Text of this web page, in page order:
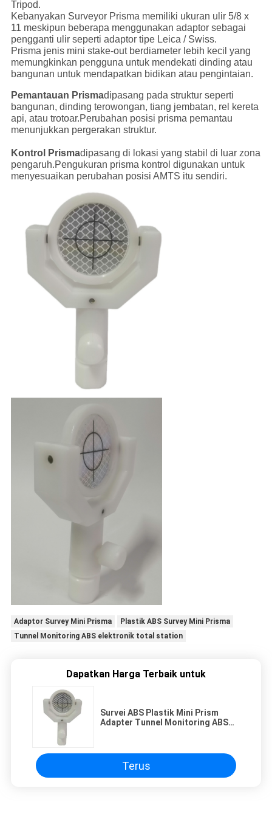
Tripod.
Kebanyakan Surveyor Prisma memiliki ukuran ulir 5/8 x
11 meskipun beberapa menggunakan adaptor sebagai
pengganti ulir seperti adaptor tipe Leica / Swiss.
Prisma jenis mini stake-out berdiameter lebih kecil yang
memungkinkan pengguna untuk mendekati dinding atau
bangunan untuk mendapatkan bidikan atau pengintaian.
Pemantauan Prismadipasang pada struktur seperti
bangunan, dinding terowongan, tiang jembatan, rel kereta
api, atau trotoar.Perubahan posisi prisma pemantau
menunjukkan pergerakan struktur.
Kontrol Prismadipasang di lokasi yang stabil di luar zona
pengaruh.Pengukuran prisma kontrol digunakan untuk
menyesuaikan perubahan posisi AMTS itu sendiri.
Adaptor Survey Mini Prisma
Plastik ABS Survey Mini Prisma
Tunnel Monitoring ABS elektronik total station
Dapatkan Harga Terbaik untuk
Survei ABS Plastik Mini Prism
Adapter Tunnel Monitoring ABS
Terus